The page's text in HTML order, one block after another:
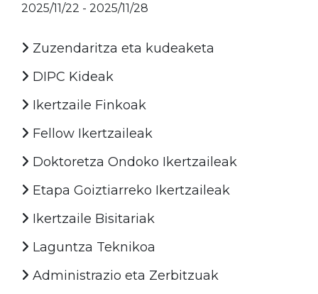
2025/11/22 - 2025/11/28
Zuzendaritza eta kudeaketa
DIPC Kideak
Ikertzaile Finkoak
Fellow Ikertzaileak
Doktoretza Ondoko Ikertzaileak
Etapa Goiztiarreko Ikertzaileak
Ikertzaile Bisitariak
Laguntza Teknikoa
Administrazio eta Zerbitzuak